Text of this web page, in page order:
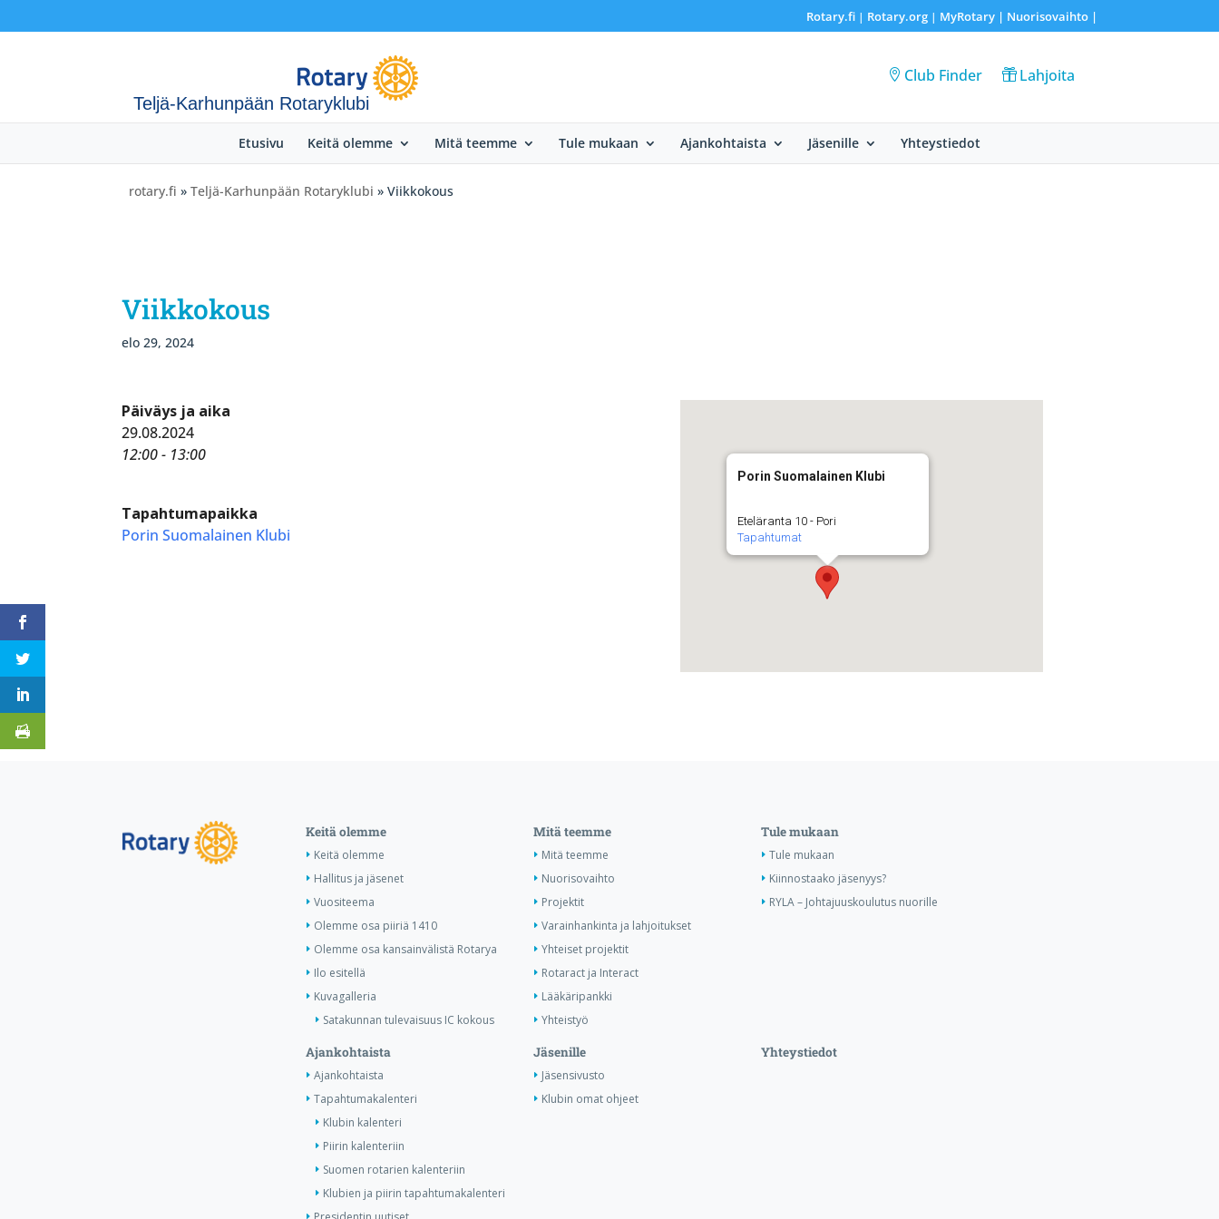
Rotary.fi| Rotary.org| MyRotary | Nuorisovaihto|
Teljä-Karhunpään Rotaryklubi
Club Finder Lahjoita
Etusivu Keitä olemme Mitä teemme Tule mukaan Ajankohtaista Jäsenille Yhteystiedot
rotary.fi » Teljä-Karhunpään Rotaryklubi » Viikkokous
Viikkokous
elo 29, 2024
Porin Suomalainen Klubi
Eteläranta 10 - Pori
Tapahtumat
Päiväys ja aika
29.08.2024
12:00 - 13:00
Tapahtumapaikka
Porin Suomalainen Klubi
Keitä olemme
Keitä olemme
Hallitus ja jäsenet
Vuositeema
Olemme osa piiriä 1410
Olemme osa kansainvälistä Rotarya
Ilo esitellä
Kuvagalleria
Satakunnan tulevaisuus IC kokous
Mitä teemme
Mitä teemme
Nuorisovaihto
Projektit
Varainhankinta ja lahjoitukset
Yhteiset projektit
Rotaract ja Interact
Lääkäripankki
Yhteistyö
Tule mukaan
Tule mukaan
Kiinnostaako jäsenyys?
RYLA – Johtajuuskoulutus nuorille
Ajankohtaista
Ajankohtaista
Tapahtumakalenteri
Klubin kalenteri
Piirin kalenteriin
Suomen rotarien kalenteriin
Klubien ja piirin tapahtumakalenteri
Jäsenille
Jäsensivusto
Klubin omat ohjeet
Yhteystiedot